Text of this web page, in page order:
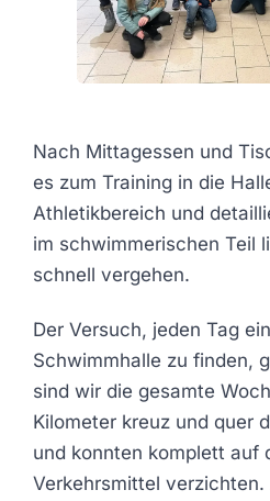
Nach Mittagessen und
es zum Training in die
Athletikbereich und
im schwimmerischen Teil
schnell vergehen.
Der Versuch, jeden Tag
Schwimmhalle zu finden,
sind wir die gesamte
Kilometer kreuz und quer
und konnten komplett auf
Verkehrsmittel